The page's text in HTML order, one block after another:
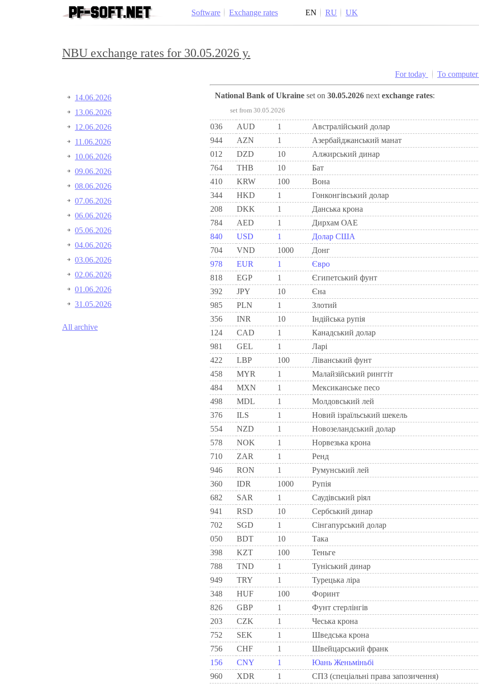
Software Exchange rates EN RU UK
NBU exchange rates for 30.05.2026 y.
14.06.2026
13.06.2026
12.06.2026
11.06.2026
10.06.2026
09.06.2026
08.06.2026
07.06.2026
06.06.2026
05.06.2026
04.06.2026
03.06.2026
02.06.2026
01.06.2026
31.05.2026
All archive
For today To computer
National Bank of Ukraine set on 30.05.2026 next exchange rates:
set from 30.05.2026
036 AUD 1 Австралійський долар
944
AZN 1 Азербайджанський манат
012
DZD 10 Алжирський динар
764
THB 10 Бат
410
KRW 100 Вона
344
HKD 1 Гонконгівський долар
208
DKK 1 Данська крона
784
AED 1 Дирхам ОАЕ
840
USD 1 Долар США
704
VND 1000 Донг
978
EUR 1 Євро
818
EGP 1 Єгипетський фунт
392
JPY 10 Єна
985
PLN 1 Злотий
356
INR 10 Індійська рупія
124
CAD 1 Канадський долар
981
GEL 1 Ларi
422
LBP 100 Ліванський фунт
458
MYR 1 Малайзійський ринггіт
484
MXN 1 Мексиканське песо
498
MDL 1 Молдовський лей
376
ILS 1 Новий ізраїльський шекель
554
NZD 1 Новозеландський долар
578
NOK 1 Норвезька крона
710
ZAR 1 Ренд
946
RON 1 Румунський лей
360
IDR 1000 Рупія
682
SAR 1 Саудівський ріял
941
RSD 10 Сербський динар
702
SGD 1 Сінгапурський долар
050
BDT 10 Така
398
KZT 100 Теньге
788
TND 1 Туніський динар
949
TRY 1 Турецька ліра
348
HUF 100 Форинт
826
GBP 1 Фунт стерлінгів
203
CZK 1 Чеська крона
752
SEK 1 Шведська крона
756
CHF 1 Швейцарський франк
156
CNY 1 Юань Женьміньбі
960
XDR 1 СПЗ (спеціальні права запозичення)